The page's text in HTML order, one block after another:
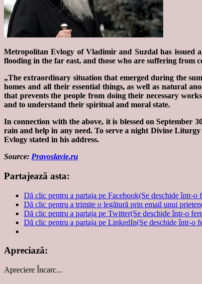
Metropolitan Evlogy of Vladimir and Suzdal has issued
flooding in the far east, and those who are suffering from
„The extraordinary situation that emerged during the
homes and all their essential things, as well as natural
that prevents the people from doing their necessary
and to understand their spiritual and moral state.
In connection with the above, it is blessed on September
rain and help in any need. To serve a night Divine
Evlogy stated in his address.
Source: Pravoslavie.ru
Partajează asta:
Dă clic pentru a partaja pe Facebook(Se deschide într-o
Dă clic pentru a trimite o legătură prin email unui
Dă clic pentru a partaja pe Twitter(Se deschide într-o
Dă clic pentru a partaja pe LinkedIn(Se deschide într-o
Apreciază:
Apreciere Încarc...